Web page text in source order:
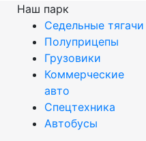
Наш парк
Седельные тягачи
Полуприцепы
Грузовики
Коммерческие
авто
Спецтехника
Автобусы